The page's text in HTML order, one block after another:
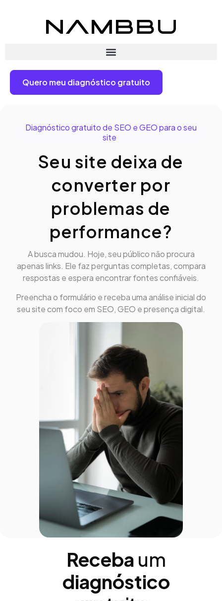
Quero meu diagnóstico gratuito
Diagnóstico gratuito de SEO e GEO para o seu
site
Seu site deixa de
converter por
problemas de
performance?
A busca mudou. Hoje, seu público não procura
apenas links. Ele faz perguntas completas, compara
respostas e espera encontrar fontes confiáveis.
Preencha o formulário e receba uma análise inicial do
seu site com foco em SEO, GEO e presença digital.
Receba um
diagnóstico